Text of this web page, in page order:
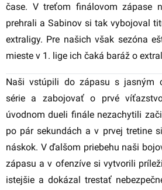
čase. V treťom finálovom zápase
prehrali a Sabinov si tak vybojoval
extraligy. Pre našich však sezóna
mieste v 1. lige ich čaká baráž o
Naši vstúpili do zápasu s jasným
série a zabojovať o prvé
úvodnom dueli finále nezachytili
po pár sekundách a v prvej tretine
náskok. V ďalšom priebehu naši
zápasu a v ofenzíve si vytvorili
istejšie a dokázal trestať